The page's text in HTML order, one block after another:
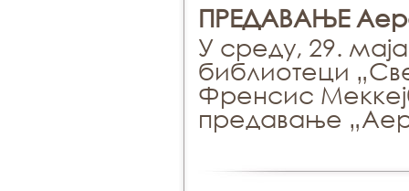
ПРEДAВAЊE
У среду, 29.
библиотеци
Френсис
предавање